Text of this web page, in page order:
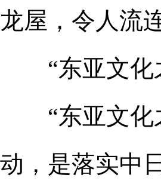
龙屋，令人流
“东亚文化
“东亚文化之
动，是落实中